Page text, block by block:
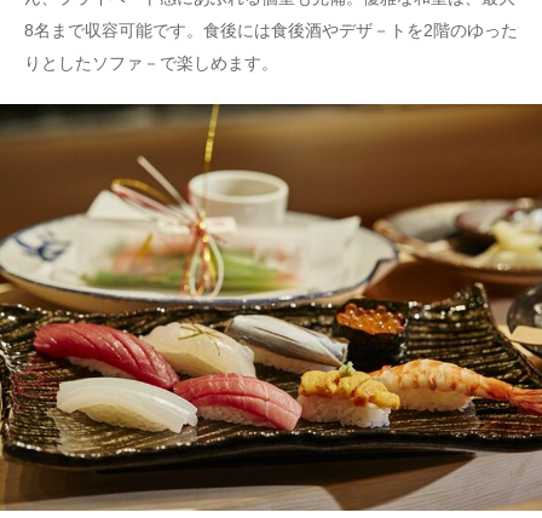
8名まで収容可能です。食後には食後酒やデザ－トを2階のゆった
りとしたソファ－で楽しめます。